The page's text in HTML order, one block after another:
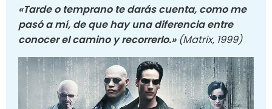
«Tarde o temprano te darás cuenta, como me
pasó a mí, de que hay una diferencia entre
conocer el camino y recorrerlo.» (Matrix, 1999)